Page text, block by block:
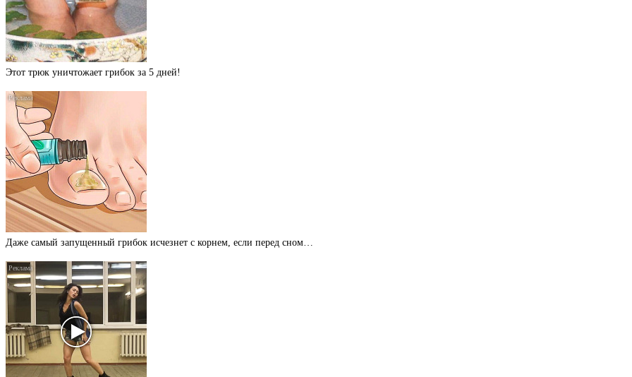
Этот трюк уничтожает грибок за 5 дней!
Даже самый запущенный грибок исчезнет с корнем, если перед сном…